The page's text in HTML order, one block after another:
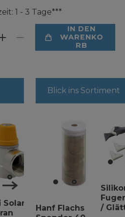
1 - 3 Tage***
IN DEN
WARENKO
RB
Solar
Solar Membran
Überdruckventil
Blick ins Sortiment
Hanf Flachs
/